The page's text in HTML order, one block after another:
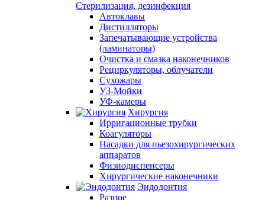
Стерилизация, дезинфекция
Автоклавы
Дистилляторы
Запечатывающие устройства
(ламинаторы)
Очистка и смазка наконечников
Рециркуляторы, облучатели
Сухожары
УЗ-Мойки
УФ-камеры
Хирургия
Ирригационные трубки
Коагуляторы
Насадки для пьезохирургических
аппаратов
Физиодиспенсеры
Хирургические наконечники
Эндодонтия
Разное